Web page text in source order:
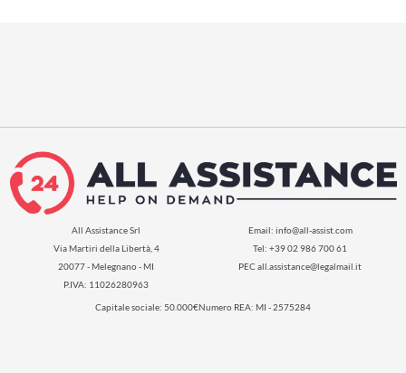
All Assistance Srl
Via Martiri della Libertà, 4
20077 - Melegnano - MI
P.IVA: 11026280963
Email: info@all-assist.com
Tel: +39 02 986 700 61
PEC all.assistance@legalmail.it
Capitale sociale: 50.000€Numero REA: MI - 2575284